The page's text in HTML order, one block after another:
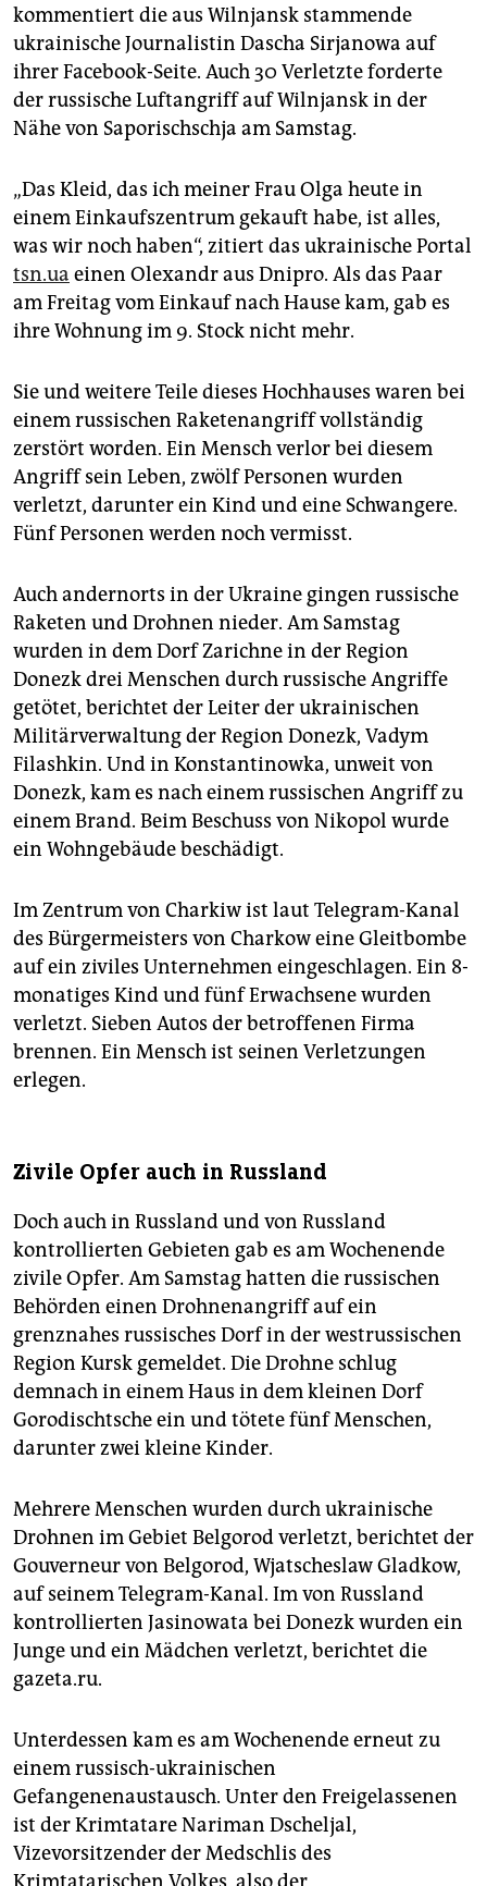
kommentiert die aus Wilnjansk stammende
ukrainische Journalistin ­Dascha Sirjanowa auf
ihrer Facebook-Seite. Auch 30 Verletzte forderte
der russische Luftangriff auf Wilnjansk in der
Nähe von Saporischschja am Samstag.
„Das Kleid, das ich meiner Frau Olga heute in
einem Einkaufszentrum gekauft habe, ist alles,
was wir noch haben“, ­zitiert das ukrainische ­Portal
tsn.ua einen Olexandr aus Dnipro. Als das Paar
am Freitag vom Einkauf nach Hause kam, gab es
ihre Wohnung im 9. Stock nicht mehr.
Sie und weitere Teile dieses Hochhauses waren bei
einem russischen Raketenangriff vollständig
zerstört worden. Ein Mensch verlor bei diesem
Angriff sein Leben, zwölf Personen wurden
verletzt, darunter ein Kind und eine Schwangere.
Fünf Personen werden noch vermisst.
Auch andernorts in der Ukraine gingen russische
Raketen und Drohnen nieder. Am Samstag
wurden in dem Dorf Zarichne in der Region
Donezk drei Menschen durch russische Angriffe
getötet, berichtet der Leiter der ukrainischen
Militärverwaltung der Region Donezk, Vadym
Filashkin. Und in Konstantinowka, unweit von
Donezk, kam es nach einem russischen Angriff zu
einem Brand. Beim Beschuss von Nikopol wurde
ein Wohngebäude beschädigt.
Im Zentrum von Charkiw ist laut Telegram-Kanal
des Bürgermeisters von Charkow eine Gleitbombe
auf ein ziviles Unternehmen eingeschlagen. Ein 8-
monatiges Kind und fünf Erwachsene wurden
verletzt. Sieben Autos der betroffenen Firma
brennen. Ein Mensch ist seinen Verletzungen
erlegen.
Zivile Opfer auch in Russland
Doch auch in Russland und von Russland
kontrollierten Gebieten gab es am Wochenende
zivile Opfer. Am Samstag hatten die russischen
Behörden einen Drohnenangriff auf ein
grenznahes russisches Dorf in der westrussischen
Region Kursk gemeldet. Die Drohne schlug
demnach in einem Haus in dem kleinen Dorf
Gorodischtsche ein und tötete fünf Menschen,
darunter zwei kleine Kinder.
Mehrere Menschen wurden durch ukrainische
Drohnen im Gebiet Belgorod verletzt, berichtet der
Gouverneur von ­Belgorod, ­Wjatscheslaw Gladkow,
auf seinem Telegram-Kanal. Im von Russland
kontrollierten Jasinowata bei Donezk wurden ein
Junge und ein Mädchen verletzt, berichtet die
gazeta.ru.
Unterdessen kam es am Wochenende erneut zu
einem russisch-ukrainischen
Gefangenenaustausch. Unter den Freigelassenen
ist der Krimtatare Nariman Dscheljal,
Vizevorsitzender der Medschlis des